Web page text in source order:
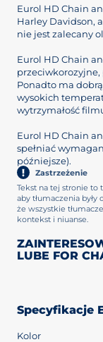
Eurol HD Chain
Harley Davidson,
nie jest zalecany
Eurol HD Chain
Ponadto ma
wysokich
wytrzymałość
Eurol HD Chain
spełniać
późniejsze).
Zastrzeżenie
Tekst na tej stronie to
aby tłumaczenia
że wszystkie
kontekst i niuanse.
LUBE FOR
Specyfikacje
Kolor